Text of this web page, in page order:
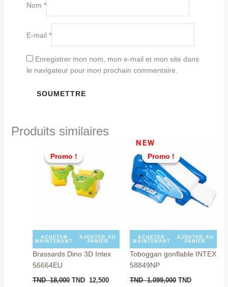
Nom *
E-mail *
Enregistrer mon nom, mon e-mail et mon site dans
le navigateur pour mon prochain commentaire.
Produits similaires
Promo !
Promo !
ACHETER
MAINTENANT
AJOUTER AU
PANIER
Brassards Dino 3D Intex
56664EU
TND18,000
initial
était :
TND
18,000.
TND 12,500
12,500.
Promo !
NEW
Promo !
ACHETER
MAINTENANT
AJOUTER AU
PANIER
Toboggan gonflable INTEX
58849NP
TND1.099,000
initial
était :
TND
1.099,000.
TND
actuel
est :
TND
789,000.